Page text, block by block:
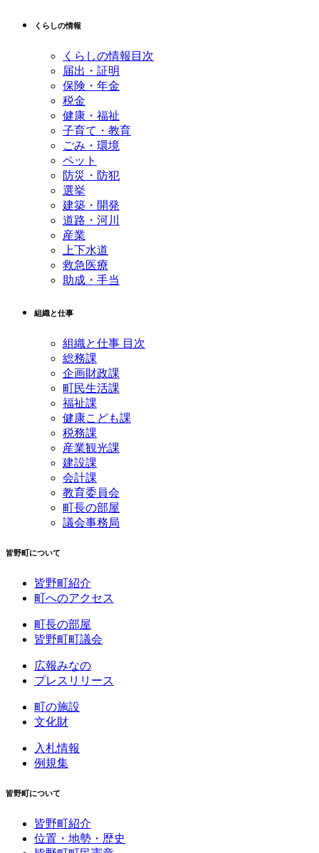
くらしの情報
くらしの情報目次
届出・証明
保険・年金
税金
健康・福祉
子育て・教育
ごみ・環境
ペット
防災・防犯
選挙
建築・開発
道路・河川
産業
上下水道
救急医療
助成・手当
組織と仕事
組織と仕事 目次
総務課
企画財政課
町民生活課
福祉課
健康こども課
税務課
産業観光課
建設課
会計課
教育委員会
町長の部屋
議会事務局
皆野町について
皆野町紹介
町へのアクセス
町長の部屋
皆野町町議会
広報みなの
プレスリリース
町の施設
文化財
入札情報
例規集
皆野町について
皆野町紹介
位置・地勢・歴史